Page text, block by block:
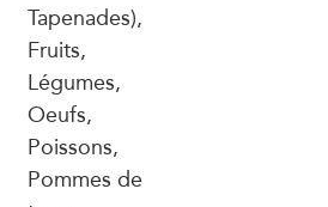
Tapenades),
Fruits,
Légumes,
Oeufs,
Poissons,
Pommes de